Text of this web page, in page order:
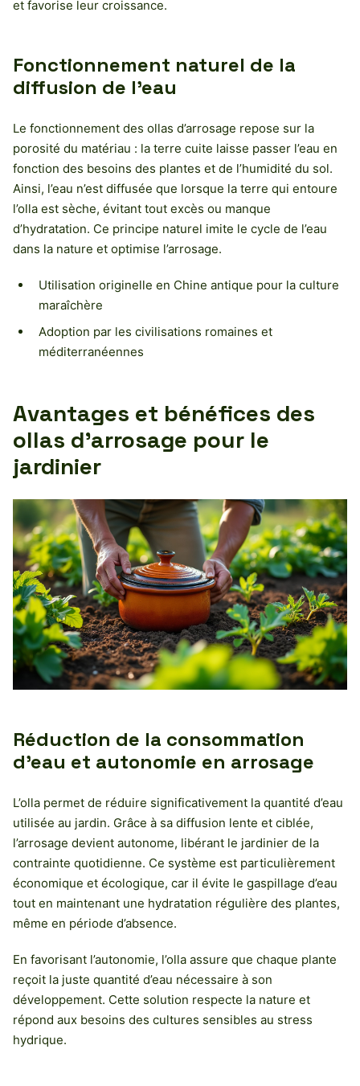
et favorise leur croissance.
Fonctionnement naturel de la
diffusion de l’eau
Le fonctionnement des ollas d’arrosage repose sur la
porosité du matériau : la terre cuite laisse passer l’eau en
fonction des besoins des plantes et de l’humidité du sol.
Ainsi, l’eau n’est diffusée que lorsque la terre qui entoure
l’olla est sèche, évitant tout excès ou manque
d’hydratation. Ce principe naturel imite le cycle de l’eau
dans la nature et optimise l’arrosage.
Utilisation originelle en Chine antique pour la culture
maraîchère
Adoption par les civilisations romaines et
méditerranéennes
Avantages et bénéfices des
ollas d’arrosage pour le
jardinier
Réduction de la consommation
d’eau et autonomie en arrosage
L’olla permet de réduire significativement la quantité d’eau
utilisée au jardin. Grâce à sa diffusion lente et ciblée,
l’arrosage devient autonome, libérant le jardinier de la
contrainte quotidienne. Ce système est particulièrement
économique et écologique, car il évite le gaspillage d’eau
tout en maintenant une hydratation régulière des plantes,
même en période d’absence.
En favorisant l’autonomie, l’olla assure que chaque plante
reçoit la juste quantité d’eau nécessaire à son
développement. Cette solution respecte la nature et
répond aux besoins des cultures sensibles au stress
hydrique.